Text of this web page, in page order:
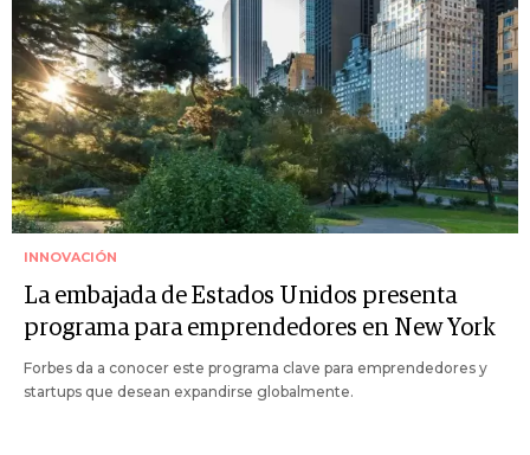
INNOVACIÓN
La embajada de Estados Unidos presenta
programa para emprendedores en New York
Forbes da a conocer este programa clave para emprendedores y
startups que desean expandirse globalmente.